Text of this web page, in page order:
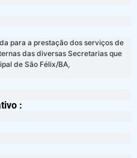
para a prestação dos serviços de
das diversas Secretarias que
de São Félix/BA,
: